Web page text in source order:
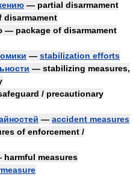
— partial disarmament
disarmament
— package of disarmament
— stabilization efforts
— stabilizing measures,
/ precautionary
— accident measures
of enforcement /
measures